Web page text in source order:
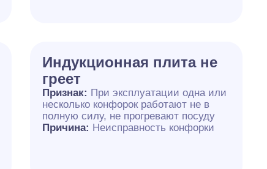
Индукционная плита не
греет
Признак: При эксплуатации одна или
несколько конфорок работают не в
полную силу, не прогревают посуду
Причина: Неисправность конфорки